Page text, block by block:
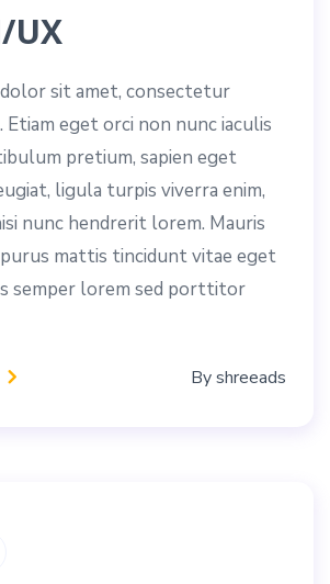
UX
sit amet, consectetur
Etiam eget orci non nunc iaculis
pretium, sapien eget
ligula turpis viverra enim,
nunc hendrerit lorem. Mauris
mattis tincidunt vitae eget
semper lorem sed porttitor
Byshreeads